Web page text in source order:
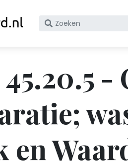
Zoek
KvK
nummer
-
en